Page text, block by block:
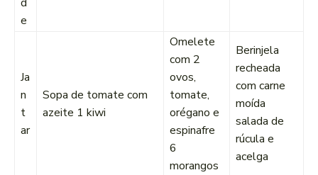
e
Ja
n
t
ar
Sopa de tomate com
azeite 1 kiwi
Omelete
com 2
ovos,
tomate,
orégano e
espinafre
6
morangos
Berinjela
recheada
com carne
moída
salada de
rúcula e
acelga